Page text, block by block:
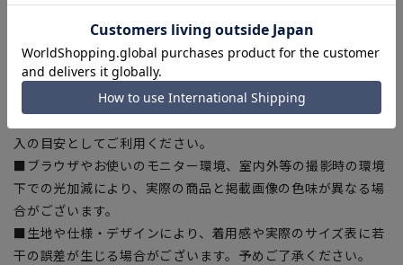
【商品に関するご注意】
■ゆとり感には個人差があります。サイズ表を確認の上、ご購
入の目安としてご利用ください。
■ブラウザやお使いのモニター環境、室内外等の撮影時の環境
下での光加減により、実際の商品と掲載画像の色味が異なる場
合がございます。
■生地や仕様・デザインにより、着用感や実際のサイズ表に若
干の誤差が生じる場合がございます。予めご了承ください。